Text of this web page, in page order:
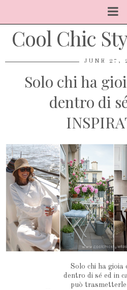
Cool Chic
JUNE 27,
Solo chi ha
dentro di
Solo chi ha gioia
dentro di sé ed in
può